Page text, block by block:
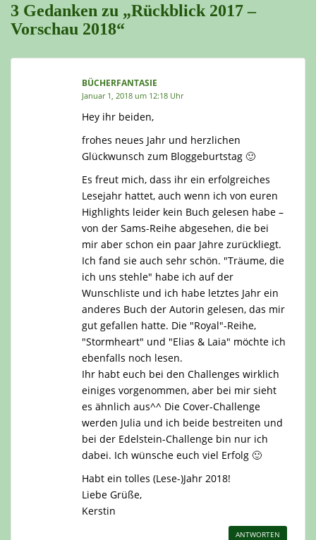
3 Gedanken zu „Rückblick 2017 –
Vorschau 2018“
BÜCHERFANTASIE
Januar 1, 2018 um 12:18 Uhr
Hey ihr beiden,
frohes neues Jahr und herzlichen
Glückwunsch zum Bloggeburtstag 🙂
Es freut mich, dass ihr ein erfolgreiches
Lesejahr hattet, auch wenn ich von euren
Highlights leider kein Buch gelesen habe –
von der Sams-Reihe abgesehen, die bei
mir aber schon ein paar Jahre zurückliegt.
Ich fand sie auch sehr schön. "Träume, die
ich uns stehle" habe ich auf der
Wunschliste und ich habe letztes Jahr ein
anderes Buch der Autorin gelesen, das mir
gut gefallen hatte. Die "Royal"-Reihe,
"Stormheart" und "Elias & Laia" möchte ich
ebenfalls noch lesen.
Ihr habt euch bei den Challenges wirklich
einiges vorgenommen, aber bei mir sieht
es ähnlich aus^^ Die Cover-Challenge
werden Julia und ich beide bestreiten und
bei der Edelstein-Challenge bin nur ich
dabei. Ich wünsche euch viel Erfolg 🙂
Habt ein tolles (Lese-)Jahr 2018!
Liebe Grüße,
Kerstin
ANTWORTEN